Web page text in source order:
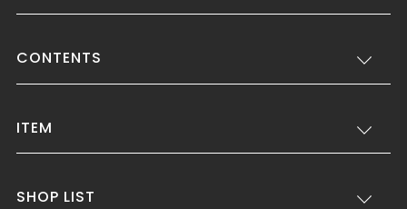
CONTENTS
ITEM
SHOP LIST